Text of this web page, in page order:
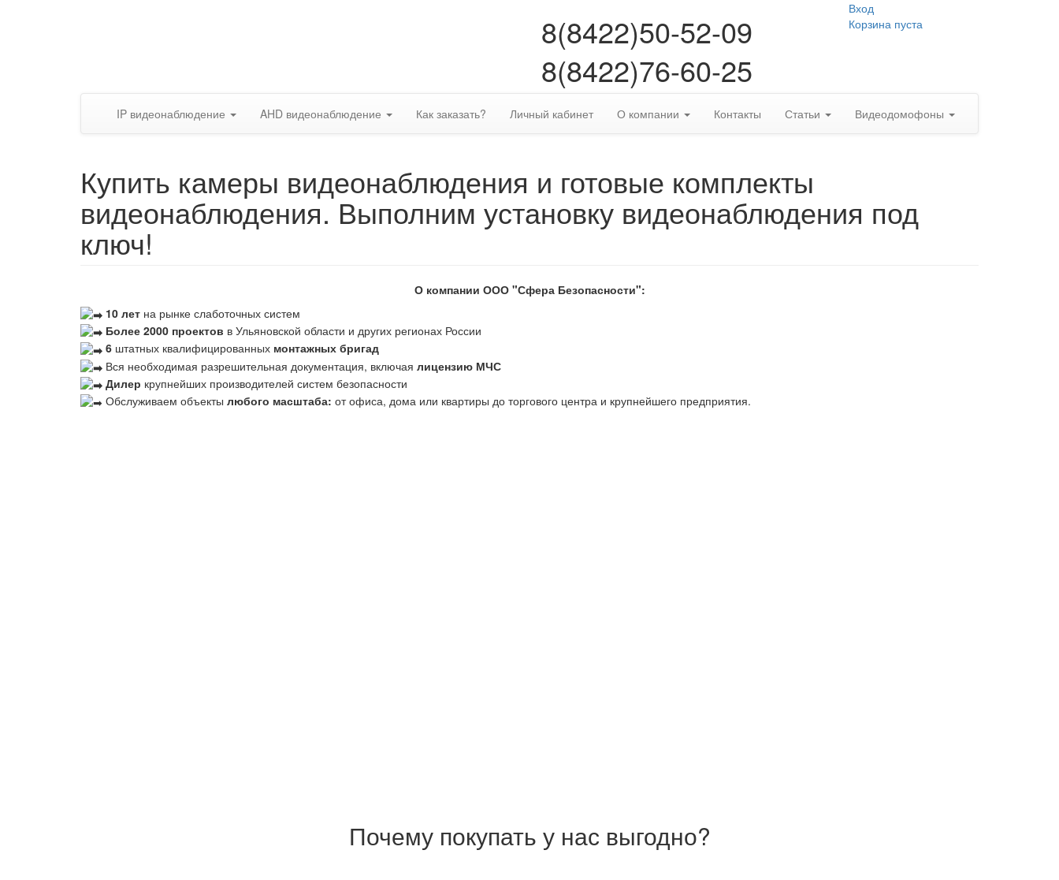
8(8422)50-52-09
8(8422)76-60-25
Вход
Корзина пуста
IP видеонаблюдение AHD видеонаблюдение Как заказать? Личный кабинет О компании Контакты Статьи Видеодомофоны
Купить камеры видеонаблюдения и готовые комплекты
видеонаблюдения. Выполним установку видеонаблюдения под
ключ!
О компании ООО "Сфера Безопасности":
10 лет на рынке слаботочных систем
Более 2000 проектов в Ульяновской области и других регионах России
6 штатных квалифицированных монтажных бригад
Вся необходимая разрешительная документация, включая лицензию МЧС
Дилер крупнейших производителей систем безопасности
Обслуживаем объекты любого масштаба: от офиса, дома или квартиры до торгового центра и крупнейшего предприятия.
Почему покупать у нас выгодно?